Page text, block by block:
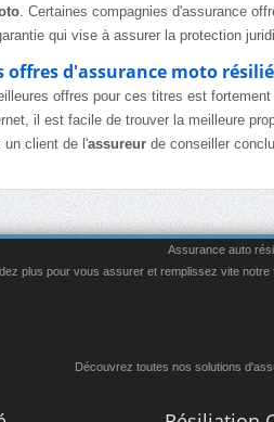
. Certaines compagnies d'assurance
qui vise à assurer la protection
offres d'assurance moto
offres pour ces titres est
il est facile de trouver la meilleure
un client de l'assureur de conseiller
Assurance auto
plus pour vous assurer et remplissez vite notre
Découvrez toutes nos solutions